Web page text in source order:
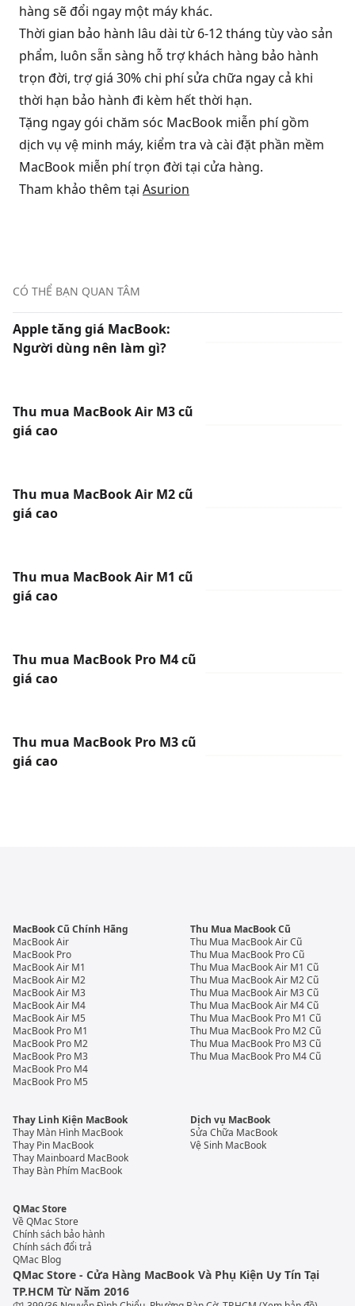
hàng sẽ đổi ngay một máy khác.
Thời gian bảo hành lâu dài từ 6-12 tháng tùy vào sản
phẩm, luôn sẵn sàng hỗ trợ khách hàng bảo hành
trọn đời, trợ giá 30% chi phí sửa chữa ngay cả khi
thời hạn bảo hành đi kèm hết thời hạn.
Tặng ngay gói chăm sóc MacBook miễn phí gồm
dịch vụ vệ minh máy, kiểm tra và cài đặt phần mềm
MacBook miễn phí trọn đời tại cửa hàng.
Tham khảo thêm tại Asurion
CÓ THỂ BẠN QUAN TÂM
Apple tăng giá MacBook:
Người dùng nên làm gì?
Thu mua MacBook Air M3 cũ
giá cao
Thu mua MacBook Air M2 cũ
giá cao
Thu mua MacBook Air M1 cũ
giá cao
Thu mua MacBook Pro M4 cũ
giá cao
Thu mua MacBook Pro M3 cũ
giá cao
MacBook Cũ Chính Hãng
MacBook Air
MacBook Pro
MacBook Air M1
MacBook Air M2
MacBook Air M3
MacBook Air M4
MacBook Air M5
MacBook Pro M1
MacBook Pro M2
MacBook Pro M3
MacBook Pro M4
MacBook Pro M5
Thu Mua MacBook Cũ
Thu Mua MacBook Air Cũ
Thu Mua MacBook Pro Cũ
Thu Mua MacBook Air M1 Cũ
Thu Mua MacBook Air M2 Cũ
Thu Mua MacBook Air M3 Cũ
Thu Mua MacBook Air M4 Cũ
Thu Mua MacBook Pro M1 Cũ
Thu Mua MacBook Pro M2 Cũ
Thu Mua MacBook Pro M3 Cũ
Thu Mua MacBook Pro M4 Cũ
Thay Linh Kiện MacBook
Thay Màn Hình MacBook
Thay Pin MacBook
Thay Mainboard MacBook
Thay Bàn Phím MacBook
Dịch vụ MacBook
Sửa Chữa MacBook
Vệ Sinh MacBook
QMac Store
Về QMac Store
Chính sách bảo hành
Chính sách đổi trả
QMac Blog
QMac Store - Cửa Hàng MacBook Và Phụ Kiện Uy Tín Tại
TP.HCM Từ Năm 2016